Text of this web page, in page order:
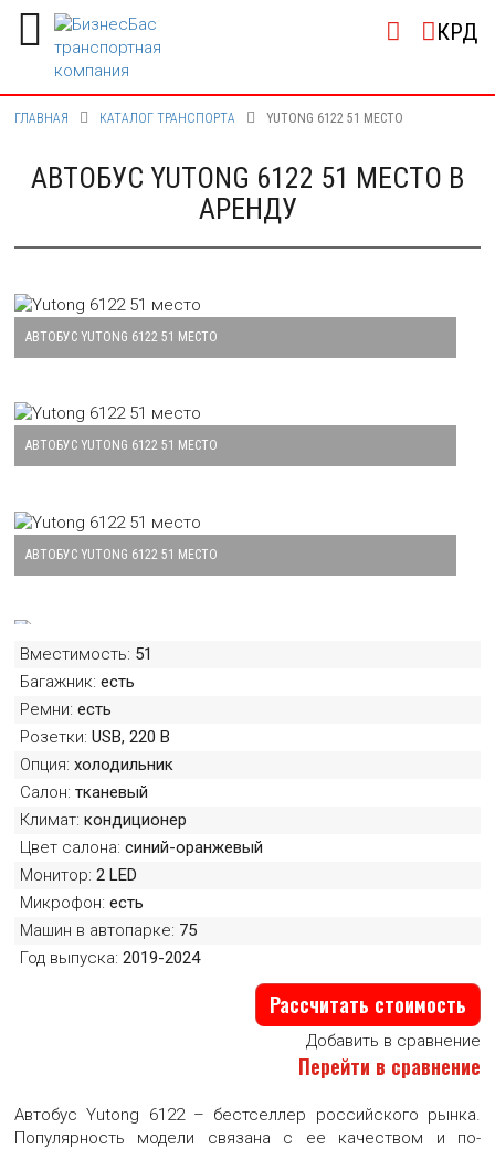
КРД
ГЛАВНАЯ КАТАЛОГ ТРАНСПОРТА YUTONG 6122 51 МЕСТО
АВТОБУС YUTONG 6122 51 МЕСТО В
АРЕНДУ
АВТОБУС YUTONG 6122 51 МЕСТО
АВТОБУС YUTONG 6122 51 МЕСТО
АВТОБУС YUTONG 6122 51 МЕСТО
АВТОБУС YUTONG 6122 51 МЕСТО
АВТОБУС YUTONG 6122 51 МЕСТО
Большая картинка автобуса Yutong 6122 51 место
АВТОБУС YUTONG 6122 51 МЕСТО
Большая картинка автобуса Yutong 6122 51 место
Большая картинка автобуса Yutong 6122 51 место
Большая картинка автобуса Yutong 6122 51 место
Вместимость: 51
Багажник: есть
Ремни: есть
Розетки: USB, 220 B
Опция: холодильник
Салон: тканевый
Климат: кондиционер
Цвет салона: синий-оранжевый
Монитор: 2 LED
Микрофон: есть
Машин в автопарке: 75
Год выпуска: 2019-2024
Рассчитать стоимость
Добавить в сравнение
Перейти в сравнение
Автобус Yutong 6122 – бестселлер российского рынка.
Популярность модели связана с ее качеством и по-